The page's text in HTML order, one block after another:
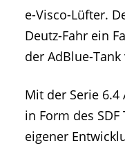
e-Visco-Lüfter.
Deutz-Fahr ein
der AdBlue-Tank
Mit der Serie
in Form des
eigener